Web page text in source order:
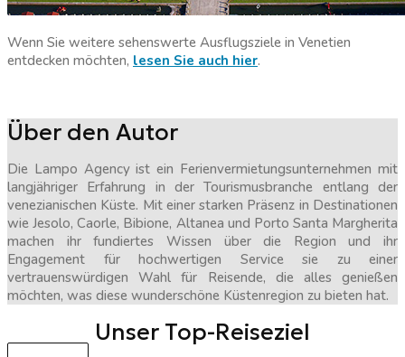
Wenn Sie weitere sehenswerte Ausflugsziele in Venetien
entdecken möchten, lesen Sie auch hier.
Über den Autor
Die Lampo Agency ist ein Ferienvermietungsunternehmen mit
langjähriger Erfahrung in der Tourismusbranche entlang der
venezianischen Küste. Mit einer starken Präsenz in Destinationen
wie Jesolo, Caorle, Bibione, Altanea und Porto Santa Margherita
machen ihr fundiertes Wissen über die Region und ihr
Engagement für hochwertigen Service sie zu einer
vertrauenswürdigen Wahl für Reisende, die alles genießen
möchten, was diese wunderschöne Küstenregion zu bieten hat.
Unser Top-Reiseziel